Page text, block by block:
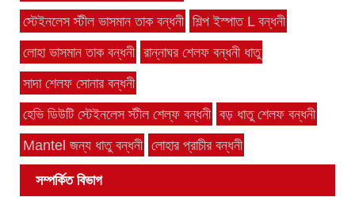
স্টেইনলেস স্টীল ভাসমান তাক বন্ধনী শিল্প ইস্পাত L বন্ধনী
লোহা ভাসমান তাক বন্ধনী রান্নাঘর শেলফ বন্ধনী ধাতু
সাদা শেলফ সোনার বন্ধনী
হেভি ডিউটি ​​স্টেইনলেস স্টীল শেল্ফ বন্ধনী বড় ধাতু শেলফ বন্ধনী
Mantel জন্য ধাতু বন্ধনী লোহার প্রাচীর বন্ধনী
সম্পর্কিত বিভাগ